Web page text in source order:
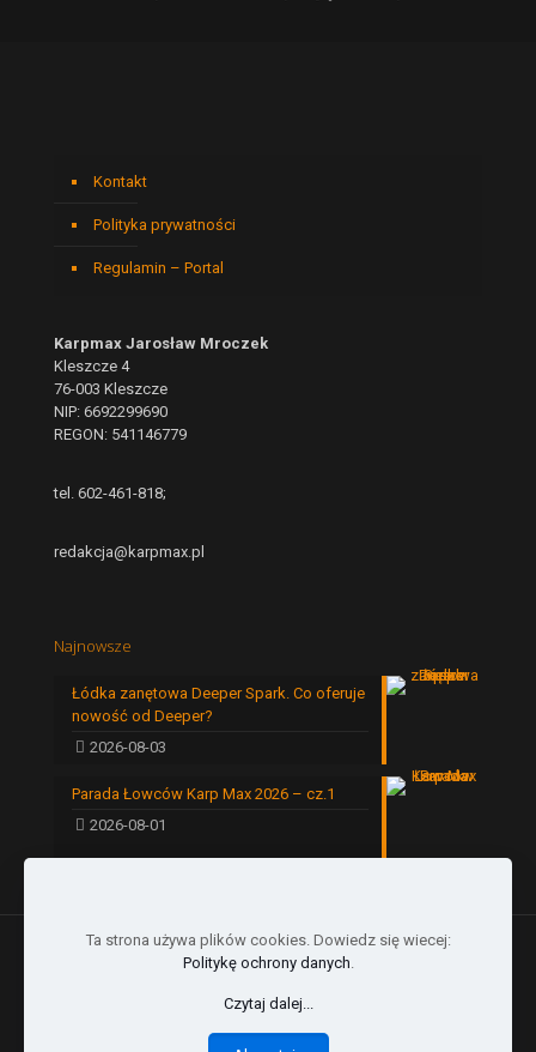
Kontakt
Polityka prywatności
Regulamin – Portal
Karpmax Jarosław Mroczek
Kleszcze 4
76-003 Kleszcze
NIP: 6692299690
REGON: 541146779
tel. 602-461-818;
redakcja@karpmax.pl
Najnowsze
Łódka zanętowa Deeper Spark. Co oferuje
nowość od Deeper?
2026-08-03
Parada Łowców Karp Max 2026 – cz.1
2026-08-01
Ta strona używa plików cookies. Dowiedz się wiecej:
Politykę ochrony danych.
Czytaj dalej...